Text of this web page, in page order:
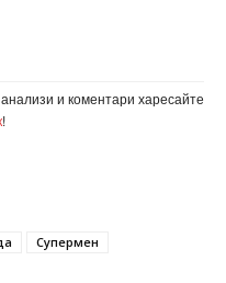
и коментари харесайте
!
Супермен